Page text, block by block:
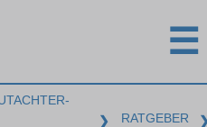
☰
❯ RATGEBER